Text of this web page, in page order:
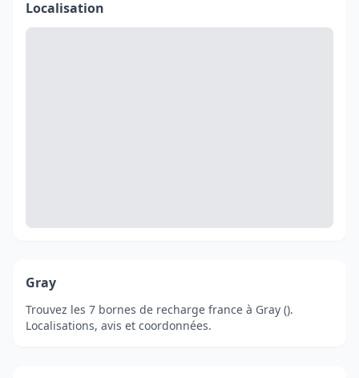
Localisation
Gray
Trouvez les 7 bornes de recharge france à Gray ().
Localisations, avis et coordonnées.